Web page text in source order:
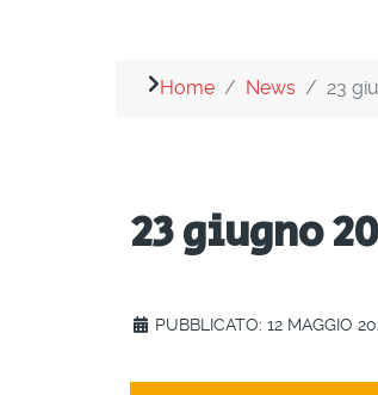
Home News 23
23 giugno
PUBBLICATO: 12 MAGGIO